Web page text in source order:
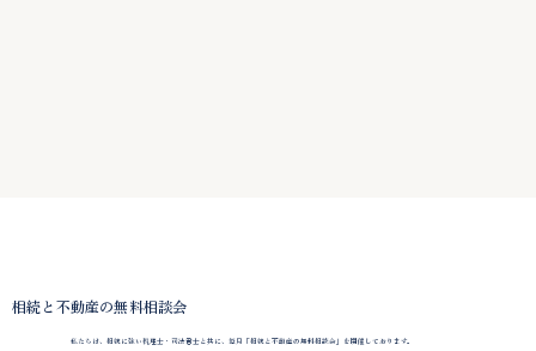
相続と不動産の無料相談会
私たちは、相続に強い税理士・司法書士と共に、毎月「相続と不動産の無料相談会」を開催しております。